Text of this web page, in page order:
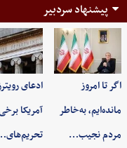
پیشنهاد سردبیر
اگر تا امروز
مانده‌ایم، به‌خاطر
مردم نجیب…
ادعای
آمریکا